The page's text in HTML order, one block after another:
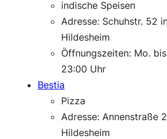
indische Speisen
Adresse: Schuhstr. 52
Hildesheim
Öffnungszeiten: Mo.
23:00 Uhr
Bestia
Pizza
Adresse: Annenstraße
Hildesheim